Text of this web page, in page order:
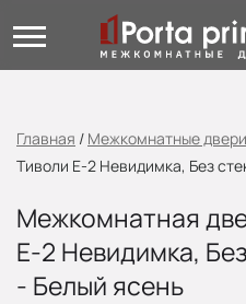
Главная / Межкомнатные двери
Тиволи Е-2 Невидимка, Без
Межкомнатная
Е-2 Невидимка,
- Белый ясень